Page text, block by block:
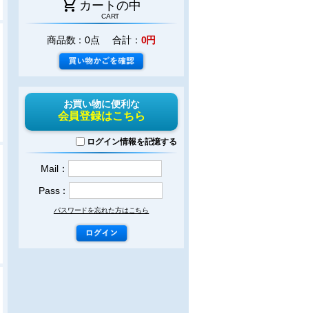
shopping_cart カートの中
CART
商品数：0点 合計： 0円
お買い物に便利な
会員登録はこちら
ログイン情報を記憶する
Mail：
Pass：
パスワードを忘れた方はこちら